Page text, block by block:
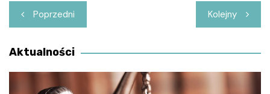
Nawigacja
wpisu
Poprzedni Kolejny
Aktualności